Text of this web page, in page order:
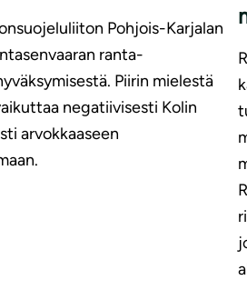
Pohjois-Karjalan
ranta-
Piirin mielestä
negatiivisesti Kolin
arvokkaaseen